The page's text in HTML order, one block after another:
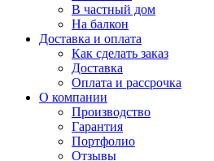
В частный дом
На балкон
Доставка и оплата
Как сделать заказ
Доставка
Оплата и рассрочка
О компании
Производство
Гарантия
Портфолио
Отзывы